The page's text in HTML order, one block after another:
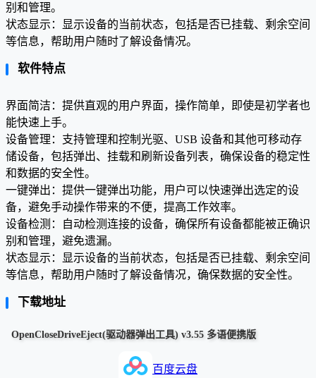
别和管理。
状态显示：显示设备的当前状态，包括是否已挂载、剩余空间
等信息，帮助用户随时了解设备情况。
软件特点
界面简洁：提供直观的用户界面，操作简单，即使是初学者也
能快速上手。
设备管理：支持管理和控制光驱、USB 设备和其他可移动存
储设备，包括弹出、挂载和刷新设备列表，确保设备的稳定性
和数据的安全性。
一键弹出：提供一键弹出功能，用户可以快速弹出选定的设
备，避免手动操作带来的不便，提高工作效率。
设备检测：自动检测连接的设备，确保所有设备都能被正确识
别和管理，避免遗漏。
状态显示：显示设备的当前状态，包括是否已挂载、剩余空间
等信息，帮助用户随时了解设备情况，确保数据的安全性。
下载地址
OpenCloseDriveEject(驱动器弹出工具) v3.55 多语便携版
百度云盘